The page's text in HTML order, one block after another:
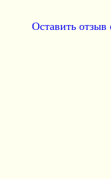
Оставить отзыв